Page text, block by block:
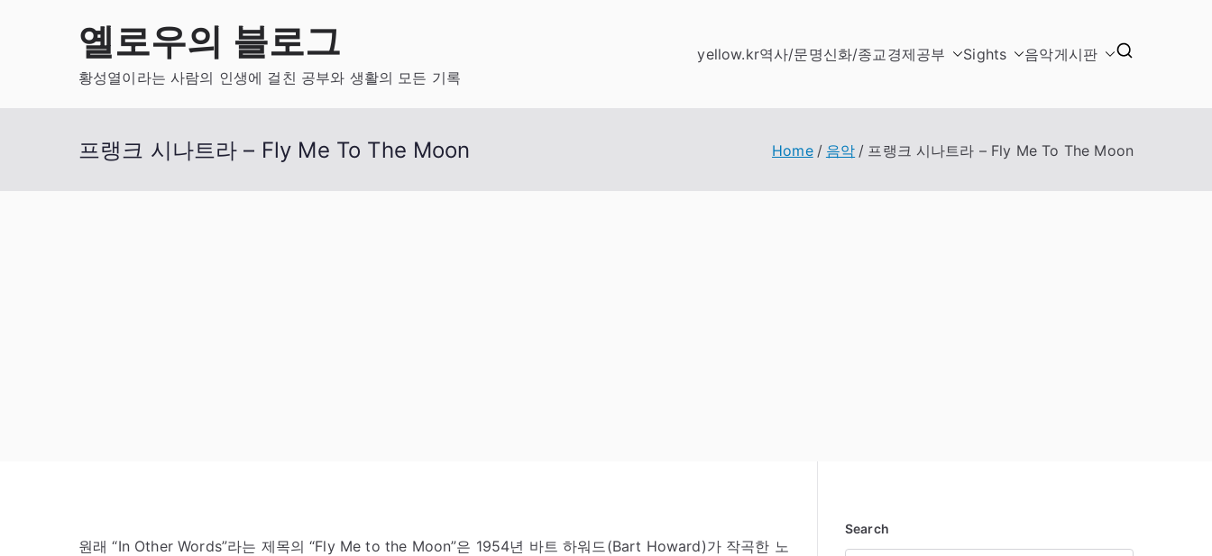
옐로우의 블로그
황성열이라는 사람의 인생에 걸친 공부와 생활의 모든 기록
yellow.kr역사/문명신화/종교경제공부 Sights 음악게시판
프랭크 시나트라 – Fly Me To The Moon Home 음악 프랭크 시나트라 – Fly Me To The Moon
원래 “In Other Words”라는 제목의 “Fly Me to the Moon”은 1954년 바트 하워드(Bart Howard)가 작곡한 노
Search